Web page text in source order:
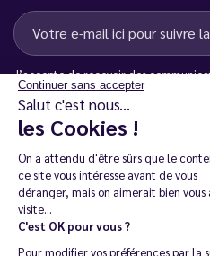
Continuer sans accepter
Salut c'est nous...
les Cookies !
On a attendu d'être sûrs que le
ce site vous intéresse avant de vous
déranger, mais on aimerait bien
visite...
C'est OK pour vous ?
Pour modifier vos préférences par la
J’accepte de recevoir des
LD Groupe
Restez en contact
La vente de cigarette